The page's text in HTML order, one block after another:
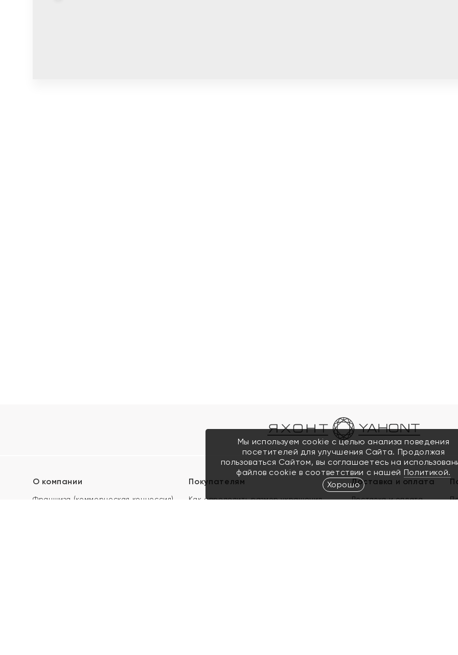
О компании
Франшиза (коммерческая концессия)
Покупателям
Как определить размер украшения
Доставка и оплата
Доставка и оплата
Мы используем cookie с целью анализа поведения
посетителей для улучшения Сайта. Продолжая
пользоваться Сайтом, вы соглашаетесь на
файлов cookie в соответствии с нашей Политикой.
Хорошо